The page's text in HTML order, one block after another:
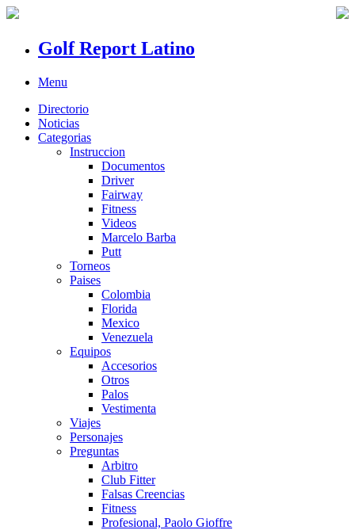
Golf Report Latino
Menu
Directorio
Noticias
Categorias
Instruccion
Documentos
Driver
Fairway
Fitness
Videos
Marcelo Barba
Putt
Torneos
Paises
Colombia
Florida
Mexico
Venezuela
Equipos
Accesorios
Otros
Palos
Vestimenta
Viajes
Personajes
Preguntas
Arbitro
Club Fitter
Falsas Creencias
Fitness
Profesional, Paolo Gioffre